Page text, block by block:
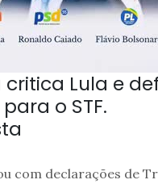
critica Lula e
o STF.
com declarações de